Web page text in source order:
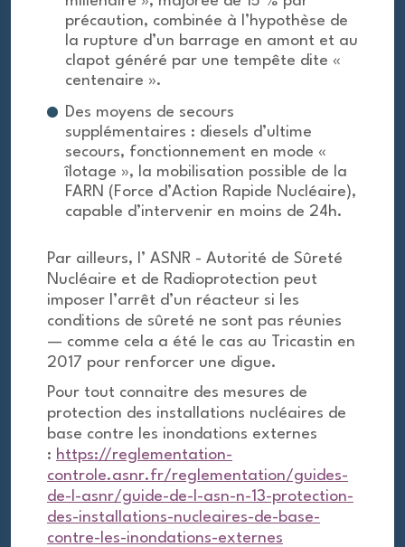
précaution, combinée à l’hypothèse de
la rupture d’un barrage en amont et au
clapot généré par une tempête dite «
centenaire ».
Des moyens de secours
supplémentaires : diesels d’ultime
secours, fonctionnement en mode «
îlotage », la mobilisation possible de la
FARN (Force d’Action Rapide Nucléaire),
capable d’intervenir en moins de 24h.
Par ailleurs, l’ ASNR - Autorité de Sûreté
Nucléaire et de Radioprotection peut
imposer l’arrêt d’un réacteur si les
conditions de sûreté ne sont pas réunies
— comme cela a été le cas au Tricastin en
2017 pour renforcer une digue.
Pour tout connaitre des mesures de
protection des installations nucléaires de
base contre les inondations externes
: https://reglementation-
controle.asnr.fr/reglementation/guides-
de-l-asnr/guide-de-l-asn-n-13-protection-
des-installations-nucleaires-de-base-
contre-les-inondations-externes